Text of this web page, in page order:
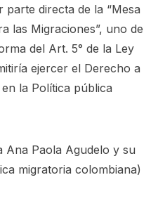
directa de la “Mesa
las Migraciones”, uno de
del Art. 5° de la Ley
ejercer el Derecho a
la Política pública
Ana Paola Agudelo y su
migratoria colombiana)